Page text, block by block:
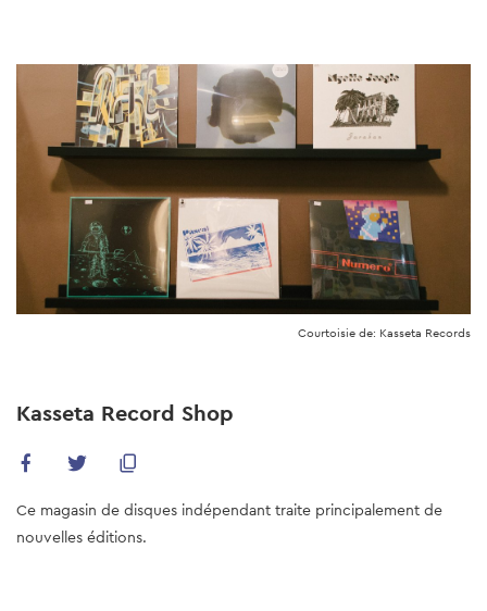
content
Courtoisie de: Kasseta Records
Kasseta Record Shop
Ce magasin de disques indépendant traite principalement de
nouvelles éditions.